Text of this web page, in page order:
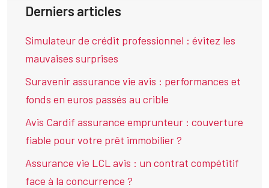
Derniers articles
Simulateur de crédit professionnel : évitez les
mauvaises surprises
Suravenir assurance vie avis : performances et
fonds en euros passés au crible
Avis Cardif assurance emprunteur : couverture
fiable pour votre prêt immobilier ?
Assurance vie LCL avis : un contrat compétitif
face à la concurrence ?